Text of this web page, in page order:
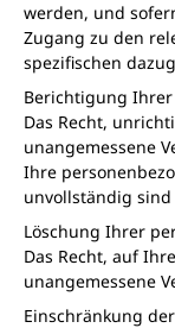
werden, und
Zugang zu den
spezifischen
Berichtigung
Das Recht,
unangemessene
Ihre
unvollständig sind
Löschung Ihrer
Das Recht, auf
unangemessene
Einschränkung